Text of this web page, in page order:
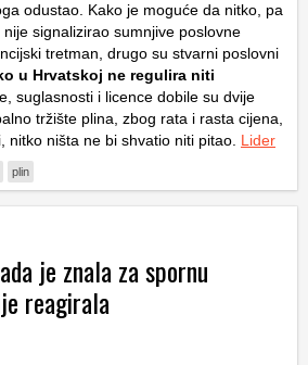
odustao. Kako je moguće da nitko, pa
signalizirao sumnjive poslovne
tretman, drugo su stvarni poslovni
u Hrvatskoj ne regulira niti
suglasnosti i licence dobile su dvije
tržište plina, zbog rata i rasta cijena,
nitko ništa ne bi shvatio niti pitao. Lider
plin
je znala za spornu
reagirala